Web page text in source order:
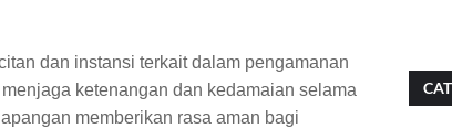
dan instansi terkait dalam pengamanan
ketenangan dan kedamaian selama
memberikan rasa aman bagi